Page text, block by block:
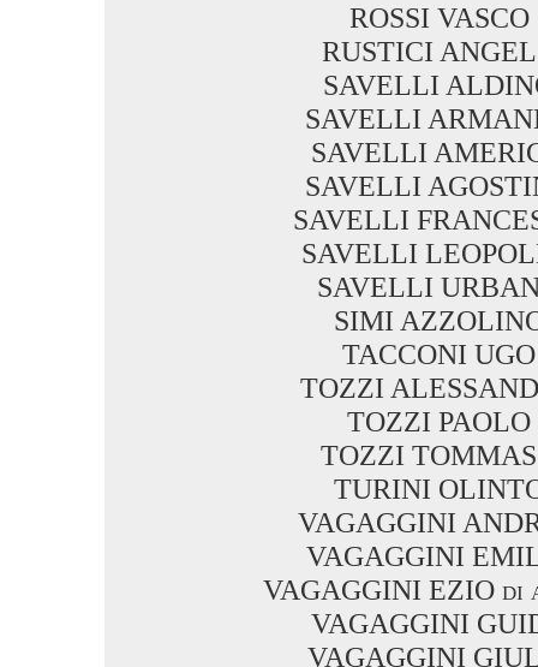
ROSSI VASCO
RUSTICI
SAVELLI
SAVELLI
SAVELLI
SAVELLI
SAVELLI
SAVELLI
SAVELLI
SIMI
TACCONI UGO
TOZZI
TOZZI PAOLO
TOZZI
TURINI
VAGAGGINI
VAGAGGINI
VAGAGGINI EZIO di
VAGAGGINI
VAGAGGINI